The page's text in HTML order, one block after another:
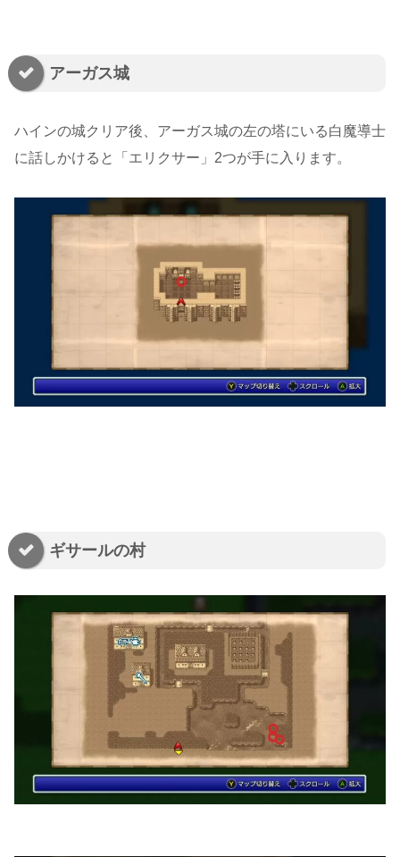
アーガス城
ハインの城クリア後、アーガス城の左の塔にいる白魔導士
に話しかけると「エリクサー」2つが手に入ります。
ギサールの村